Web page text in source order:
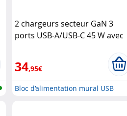
2 chargeurs secteur GaN 3
ports USB-A/USB-C 45 W avec
34,95€
Bloc d’alimentation mural USB